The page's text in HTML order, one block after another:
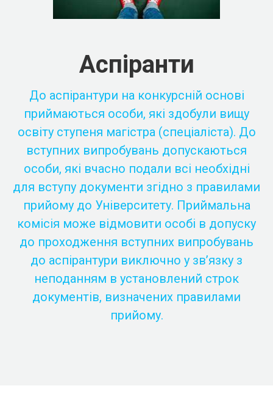
Аспіранти
До аспірантури на конкурсній основі
приймаються особи, які здобули вищу
освіту ступеня магістра (спеціаліста). До
вступних випробувань допускаються
особи, які вчасно подали всі необхідні
для вступу документи згідно з правилами
прийому до Університету. Приймальна
комісія може відмовити особі в допуску
до проходження вступних випробувань
до аспірантури виключно у зв’язку з
неподанням в установлений строк
документів, визначених правилами
прийому.